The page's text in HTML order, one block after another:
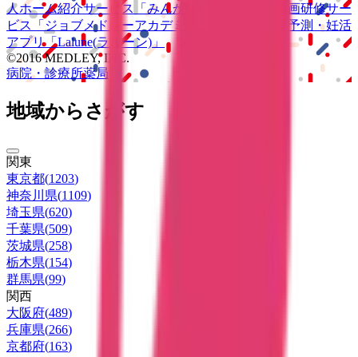
人ホーム紹介サービス
「みんかい」
動画研修サー
ビス
「ジョブメドレーアカデミー」
生理予測・妊活
アプリ「Lalune(ラルーン)」
©2016 MEDLEY, INC.
病院・診療所薬局
地域からさがす
関東
東京都(1203)
神奈川県(1109)
埼玉県(620)
千葉県(509)
茨城県(258)
栃木県(154)
群馬県(99)
関西
大阪府(489)
兵庫県(266)
京都府(163)